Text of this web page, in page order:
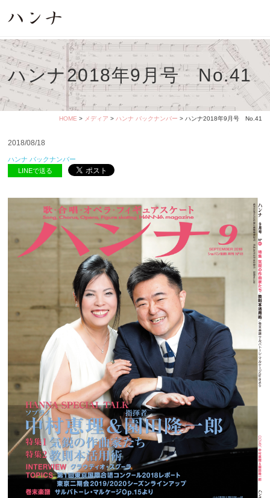
ハンナ2018年9月号 No.41
HOME > メディア > ハンナ バックナンバー > ハンナ2018年9月号 No.41
2018/08/18
ハンナ バックナンバー
LINEで送る